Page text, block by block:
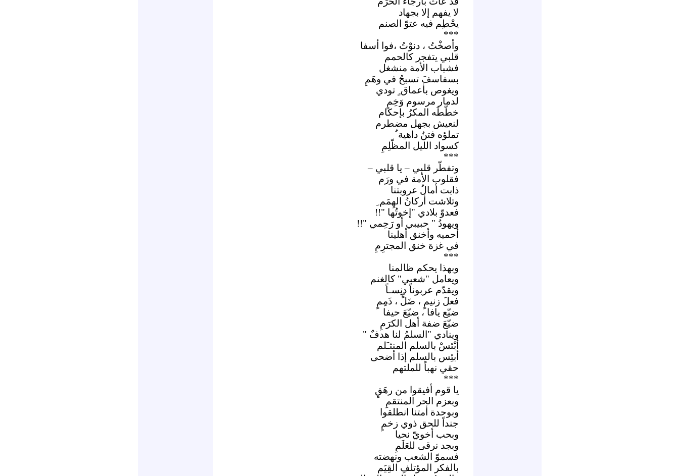
لا يفهم إلا بجهاد
يحْطِم فيه عتوّ الصنم
***
وأصخْتُ ، دنوْتُ ،فوا أسفا
قلبي يتفجر كالحمم
فشباب الأمة منشغل
بسفاسفَ تسبحُ في وهَمِ
ويغوص بأعماق ٍ تودي
لدمار مرسوم وَخِمٍ
خطّطَه المكرُ بإحكام
لنعيش بجهل مضطرم
تملؤه فتنٌ داهية ٌ
كسواد الليل المظّلِمِ
***
وتفطّر قلبي – يا قلبي –
فقلوب الأمة في ورَم
ذابت أمالُ عروبتنا
وتلاشت أركانُ الهِمَم ِ
فعدوّ بلادي "إخوتُها "!!
ويهودُ " حبيبي أو رَحِمي "!!
أحميه وأخنق أهلينا
في غزة خنق المجترِمِ
***
وبهذا يحكم ظالمنا
ويعامل "شعبي" كالغنم
ويقدّم عربوناً دنِسـاً
فعلَ زنيمٍ ، ضَلٍّ ، ذَمِمٍ
ضيّع يافا ، ضيّعَ حيفا
ضيّعَ ضفة أهل الكرَمِ
وينادي "السلمُ لنا هدفٌ "
أبْئسْ بالسلم المنثـَلم
أبئِس بالسلم إذا أضحى
حقي نهباً للملتهم
***
يا قوم أفيقوا من رهَقٍ
وبعزم الحر المنتقمِ
وبوحدة أمتنا انطلقوا
جنداً للحق ذوي زخمٍ
وبحب أخويّ نحيا
وبجد نرقى للعَلَمِ
فسموّ الشعب ونهضته
بالفكر المؤتلفِ القِيَم